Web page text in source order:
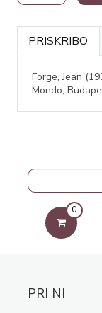
PRISKRIBO
Forge, Jean
Mondo,
0
PRI NI